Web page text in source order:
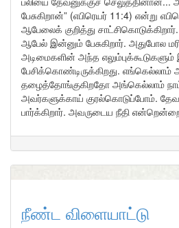
பேசுகிறான்” (எபிரெயர் 11:4) என்று
ஆபேலைக் குறித்து சாட்சிகொடுக்கிறார்.
ஆபேல் இன்னும் பேசுகிறார். அதுபோல
அடிமைகளின் அந்த
பேசிக்கொண்டிருக்கிறது. எங்கெல்லாம்
தழைத்தோங்குகிறதோ அங்கெல்லாம் நாம்
அவர்களுக்காய் குரல்கொடுப்போம்.
பார்க்கிறார். அவருடைய நீதி
நீண்ட விளையாட்டு